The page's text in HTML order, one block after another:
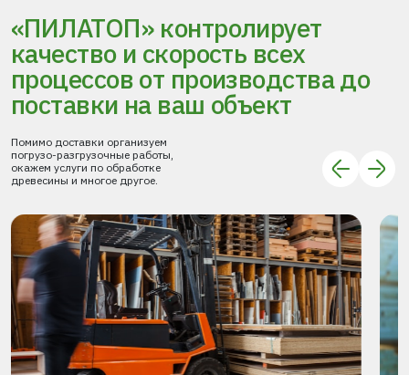
«ПИЛАТОП» контролирует
качество и скорость всех
процессовот производства до
поставки на ваш объект
Помимо доставки организуем
погрузо-разгрузочные работы,
окажем услуги по обработке
древесины и многое другое.